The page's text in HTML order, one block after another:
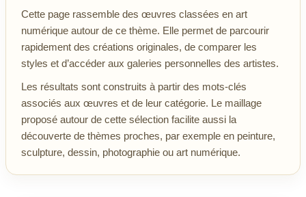
Cette page rassemble des œuvres classées en art
numérique autour de ce thème. Elle permet de parcourir
rapidement des créations originales, de comparer les
styles et d’accéder aux galeries personnelles des artistes.
Les résultats sont construits à partir des mots-clés
associés aux œuvres et de leur catégorie. Le maillage
proposé autour de cette sélection facilite aussi la
découverte de thèmes proches, par exemple en peinture,
sculpture, dessin, photographie ou art numérique.